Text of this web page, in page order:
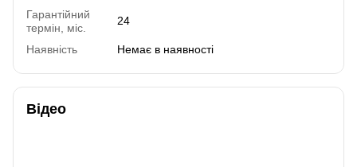
Гарантійний
термін, міс.
24
Наявність Немає в наявності
Відео